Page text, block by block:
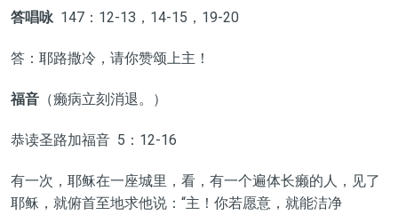
答唱咏 147：12-13，14-15，19-20
答：耶路撒冷，请你赞颂上主！
福音（癞病立刻消退。）
恭读圣路加福音 5：12-16
有一次，耶稣在一座城里，看，有一个遍体长癞的人，见了
耶稣，就俯首至地求他说：“主！你若愿意，就能洁净